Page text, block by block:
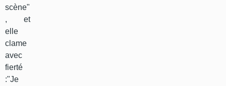
scène"
, et
elle
clame
avec
fierté
:"Je